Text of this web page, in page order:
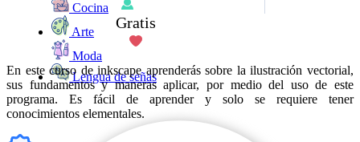
Cocina
Arte
Moda
Lengua de señas
Gratis
En este curso de inkscape aprenderás sobre la ilustración vectorial,
sus fundamentos y maneras aplicar, por medio del uso de este
programa. Es fácil de aprender y solo se requiere tener
conocimientos elementales.